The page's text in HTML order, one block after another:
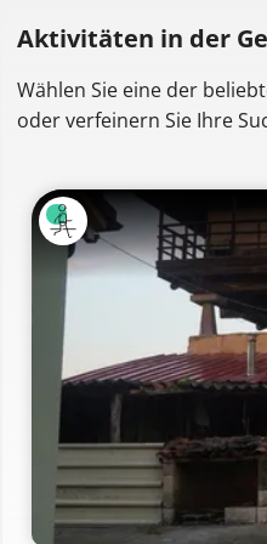
Aktivitäten in der
Wählen Sie eine der
oder verfeinern Sie Ihre